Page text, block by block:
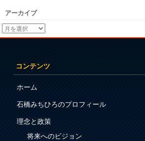
アーカイブ
コンテンツ
ホーム
石橋みちひろのプロフィール
理念と政策
将来へのビジョン